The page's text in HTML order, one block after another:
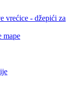
vrećice - džepići za
mape